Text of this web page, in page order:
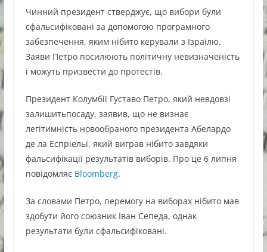
Чинний президент стверджує, що вибори були
сфальсифіковані за допомогою програмного
забезпечення, яким нібито керували з Ізраїлю.
Заяви Петро посилюють політичну невизначеність
і можуть призвести до протестів.
Президент Колумбії Густаво Петро, який невдовзі
залишитьпосаду, заявив, що не визнає
легітимність новообраного президента Абелардо
де ла Еспріельї, який виграв нібито завдяки
фальсифікації результатів виборів. Про це 6 липня
повідомляє Bloomberg.
За словами Петро, перемогу на виборах нібито мав
здобути його союзник Іван Сепеда, однак
результати були сфальсифіковані.